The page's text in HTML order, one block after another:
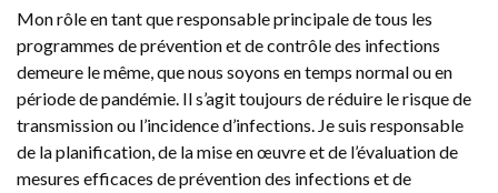
Mon rôle en tant que responsable principale de tous les
programmes de prévention et de contrôle des infections
demeure le même, que nous soyons en temps normal ou en
période de pandémie. Il s’agit toujours de réduire le risque de
transmission ou l’incidence d’infections. Je suis responsable
de la planification, de la mise en œuvre et de l’évaluation de
mesures efficaces de prévention des infections et de